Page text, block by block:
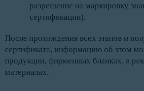
разрешение на маркировку
сертификации).
После прохождения всех этапов и
сертификата, информацию об этом
продукции, фирменных бланках, в
материалах.